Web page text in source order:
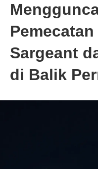
Sargeant
di Balik